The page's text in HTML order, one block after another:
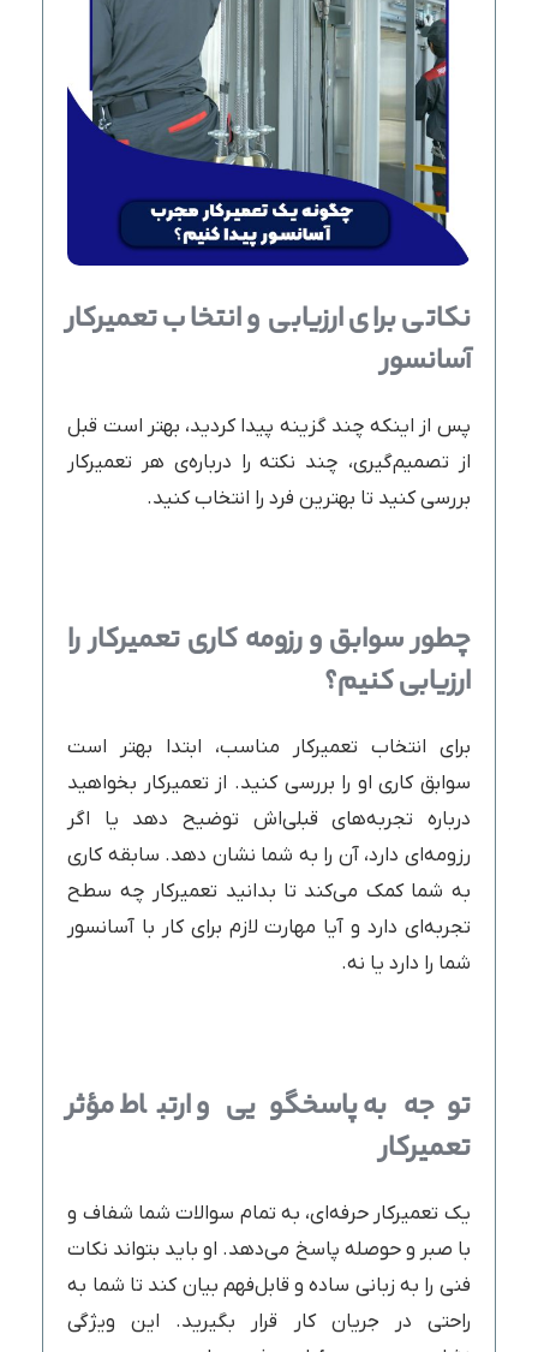
نکاتی برای ارزیابی و انتخاب تعمیرکار
آسانسور
پس از اینکه چند گزینه پیدا کردید، بهتر است قبل
از تصمیم‌گیری، چند نکته را درباره‌ی هر تعمیرکار
بررسی کنید تا بهترین فرد را انتخاب کنید.
چطور سوابق و رزومه کاری تعمیرکار را
ارزیابی کنیم؟
برای انتخاب تعمیرکار مناسب، ابتدا بهتر است
سوابق کاری او را بررسی کنید. از تعمیرکار بخواهید
درباره تجربه‌های قبلی‌اش توضیح دهد یا اگر
رزومه‌ای دارد، آن را به شما نشان دهد. سابقه کاری
به شما کمک می‌کند تا بدانید تعمیرکار چه سطح
تجربه‌ای دارد و آیا مهارت لازم برای کار با آسانسور
شما را دارد یا نه.
توجه به پاسخگویی و ارتباط مؤثر
تعمیرکار
یک تعمیرکار حرفه‌ای، به تمام سوالات شما شفاف و
با صبر و حوصله پاسخ می‌دهد. او باید بتواند نکات
فنی را به زبانی ساده و قابل‌فهم بیان کند تا شما به
راحتی در جریان کار قرار بگیرید. این ویژگی